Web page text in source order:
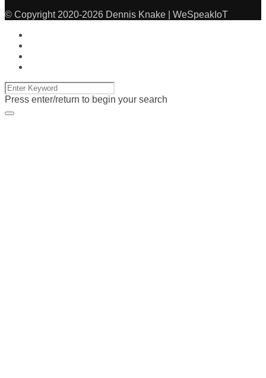
© Copyright 2020-2026 Dennis Knake | WeSpeakIoT
Press enter/return to begin your search